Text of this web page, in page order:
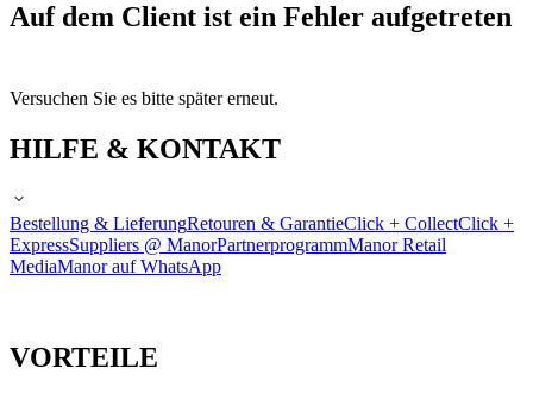
Auf dem Client ist ein Fehler aufgetreten
Versuchen Sie es bitte später erneut.
HILFE & KONTAKT
Bestellung & LieferungRetouren & GarantieClick + CollectClick +
ExpressSuppliers @ ManorPartnerprogrammManor Retail
MediaManor auf WhatsApp
VORTEILE